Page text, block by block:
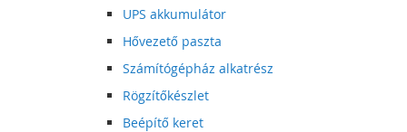
UPS akkumulátor
Hővezető paszta
Számítógépház alkatrész
Rögzítőkészlet
Beépítő keret